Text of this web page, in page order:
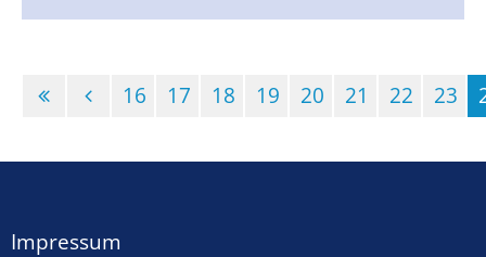
16 17 18 19 20 21 22 23
Impressum